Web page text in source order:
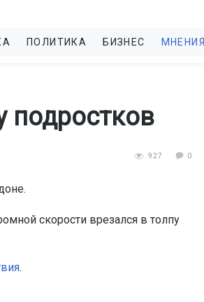
ПОЛИТИКА БИЗНЕС МНЕНИЯ
подростков
927 0
скорости врезался в толпу
.